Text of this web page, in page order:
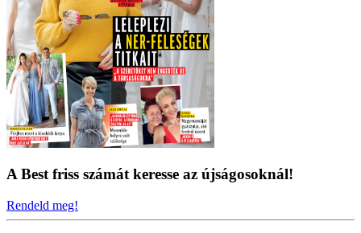
A Best friss számát keresse az újságosoknál!
Rendeld meg!